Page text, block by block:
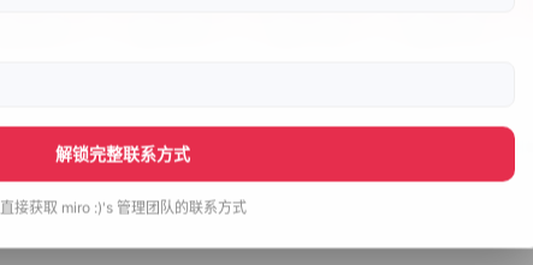
解锁完整联系方式
直接获取 miro :)'s 管理团队的联系方式